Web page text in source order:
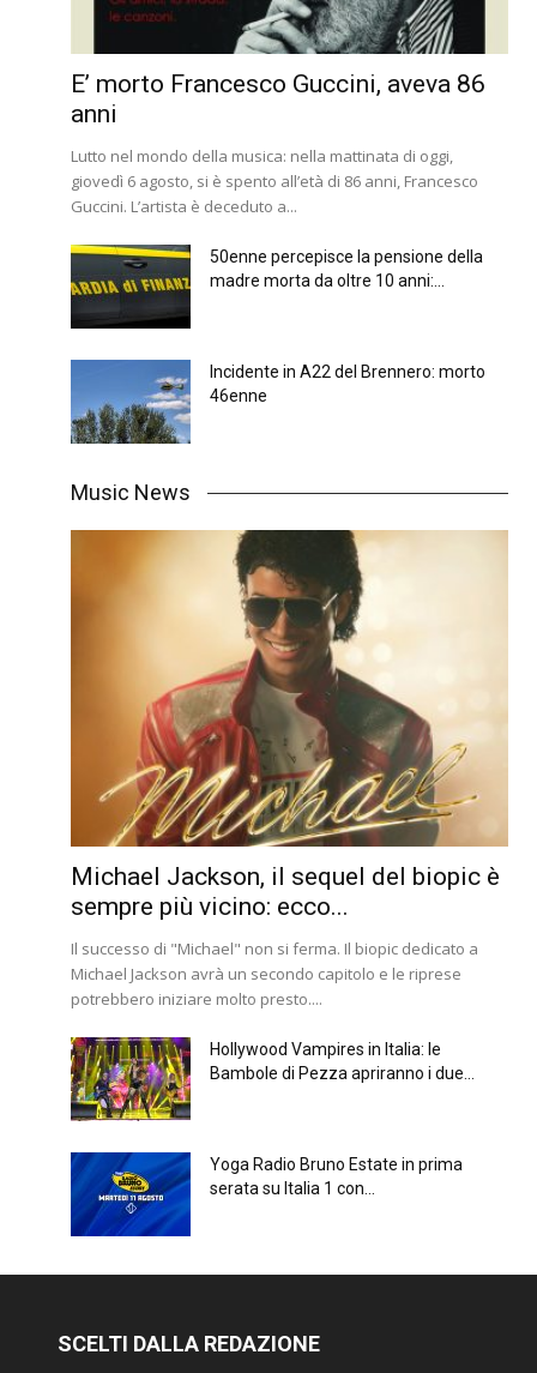
E’ morto Francesco Guccini, aveva 86
anni
Lutto nel mondo della musica: nella mattinata di oggi,
giovedì 6 agosto, si è spento all’età di 86 anni, Francesco
Guccini. L’artista è deceduto a...
50enne percepisce la pensione della
madre morta da oltre 10 anni:...
Incidente in A22 del Brennero: morto
46enne
Music News
Michael Jackson, il sequel del biopic è
sempre più vicino: ecco...
Il successo di "Michael" non si ferma. Il biopic dedicato a
Michael Jackson avrà un secondo capitolo e le riprese
potrebbero iniziare molto presto....
Hollywood Vampires in Italia: le
Bambole di Pezza apriranno i due...
Yoga Radio Bruno Estate in prima
serata su Italia 1 con...
SCELTI DALLA REDAZIONE